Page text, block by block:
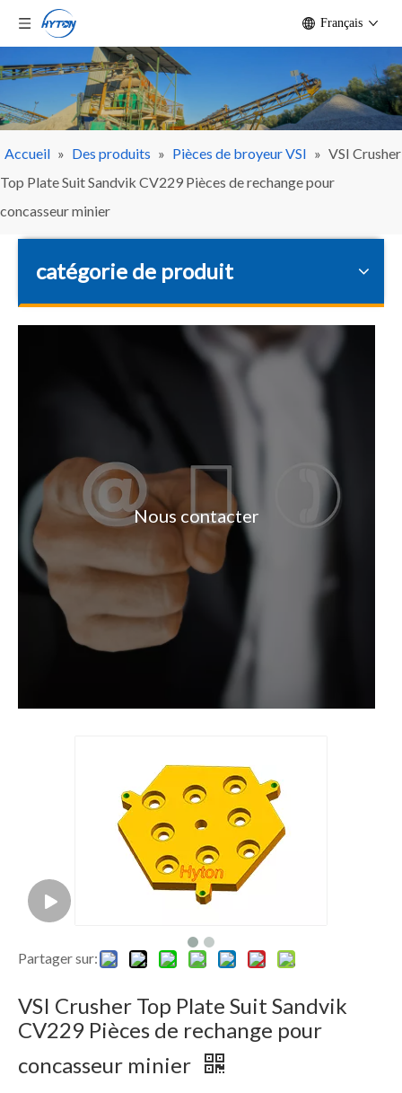
Français
Accueil » Des produits » Pièces de broyeur VSI » VSI Crusher
Top Plate Suit Sandvik CV229 Pièces de rechange pour
concasseur minier
catégorie de produit
Nous contacter
Partager sur:
VSI Crusher Top Plate Suit Sandvik
CV229 Pièces de rechange pour
concasseur minier